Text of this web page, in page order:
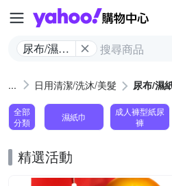
尿布/濕紙
日用清潔/洗沐/美髮 尿布/濕
全部
分類
濕紙巾
成人褲型紙尿
褲
精選活動